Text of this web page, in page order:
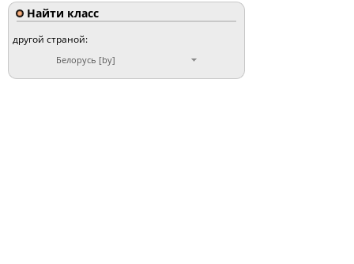
Найти класс
другой страной:
Белорусь [by]